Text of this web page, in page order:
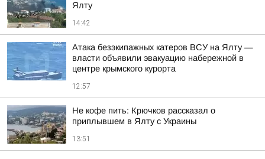
Ялту
14:42
Атака безэкипажных катеров ВСУ на Ялту —
власти объявили эвакуацию набережной в
центре крымского курорта
12:57
Не кофе пить: Крючков рассказал о
приплывшем в Ялту с Украины
13:51